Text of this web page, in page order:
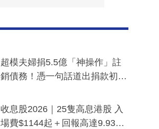
超模夫婦捐5.5億「神操作」註
銷債務！憑一句話道出捐款初
一度被誤當詐騙手段
收息股2026｜25隻高息港股 入
場費$1144起＋回報高達9.93